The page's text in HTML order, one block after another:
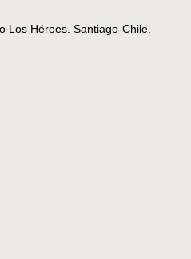
Los Héroes. Santiago-Chile.